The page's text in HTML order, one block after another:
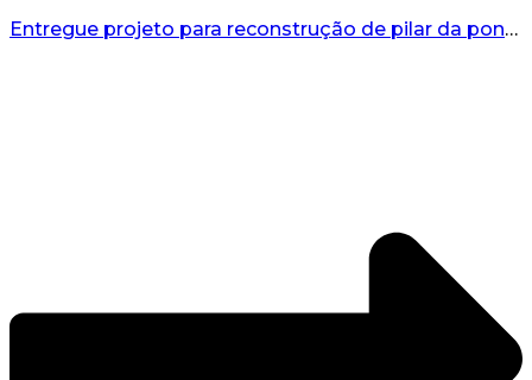
Entregue projeto para reconstrução de pilar da ponte entre Encantado e Muçum...